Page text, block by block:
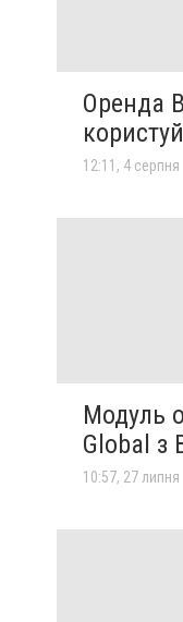
Оренда
12:11, 4 серпня
Модуль
Global з
10:57, 27 липня